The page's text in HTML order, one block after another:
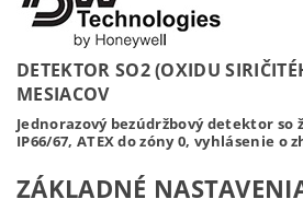
DETEKTOR SO2 (OXIDU
MESIACOV
Jednorazový bezúdržbový detektor so
IP66/67, ATEX do zóny 0, vyhlásenie o
ZÁKLADNÉ